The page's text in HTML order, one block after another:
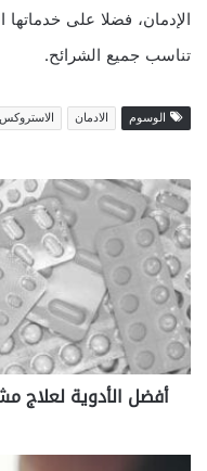
الإدمان، فضلا على
تناسب جميع الشرائح.
الوسوم الادمان الاستروكس
أفضل
الأدوية
لعلاج
مشاكل
الانتصاب
وسرعة
القذف
في
آن
واحدأفضل الأدوية لعلاج